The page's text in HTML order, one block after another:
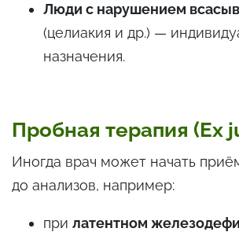
Люди с нарушением
(целиакия и др.) —
назначения.
Пробная терапия (Ex
Иногда врач может начать
до анализов, например:
при латентном